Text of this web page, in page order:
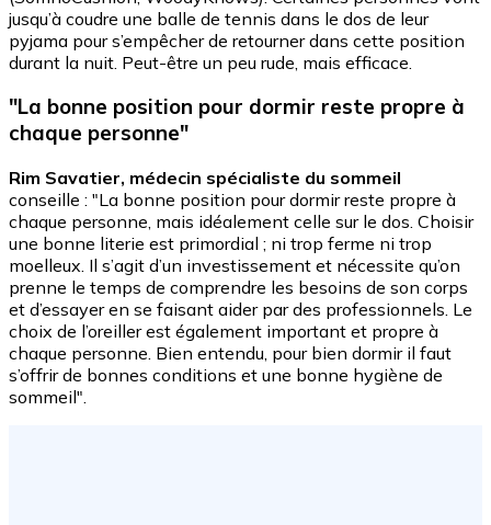
jusqu’à coudre une balle de tennis dans le dos de leur
pyjama pour s’empêcher de retourner dans cette position
durant la nuit. Peut-être un peu rude, mais efficace.
"La bonne position pour dormir reste propre à
chaque personne"
Rim Savatier, médecin spécialiste du sommeil
conseille : "La bonne position pour dormir reste propre à
chaque personne, mais idéalement celle sur le dos. Choisir
une bonne literie est primordial ; ni trop ferme ni trop
moelleux. Il s’agit d’un investissement et nécessite qu’on
prenne le temps de comprendre les besoins de son corps
et d’essayer en se faisant aider par des professionnels. Le
choix de l’oreiller est également important et propre à
chaque personne. Bien entendu, pour bien dormir il faut
s’offrir de bonnes conditions et une bonne hygiène de
sommeil".